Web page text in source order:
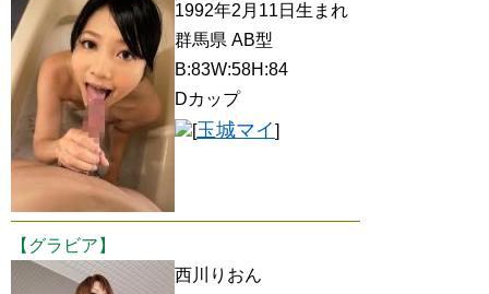
1992年2月11日生まれ
群馬県 AB型
B:83W:58H:84
Dカップ
[玉城マイ]
【グラビア】
西川りおん